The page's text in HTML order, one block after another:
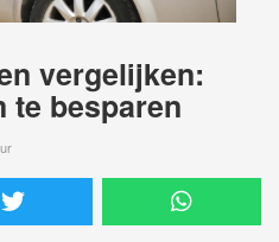
vergelijken:
te besparen